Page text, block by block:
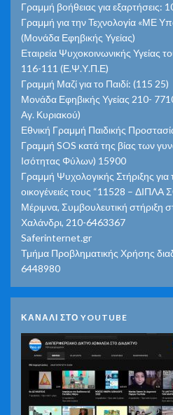
Γραμμή βοήθειας για
Γραμμή για την Τεχνολογία «ΜΕ
(Μονάδα Εφηβικής Υγείας)
Εταιρεία Ψυχοκοινωνικής Υγείας
116-111 (Ε.Ψ.Υ.Π.Ε)
Γραμμή Μαζί για το Παιδί: (115 25)
Μονάδα Εφηβικής Υγείας 210-
Αγ. Κυριακού)
Εθνική Γραμμή Παιδικής
Γραμμή SOS κατά της βίας των
Ισότητας Φύλων) 15900
Γραμμή Ψυχολογικής Στήριξης για
οικογένειές τους “11528 – ΔΙΠΛΑ
Μέριμνα, Συμβουλευτική στήριξη
Χαλάνδρι, 210-6463367
Saferinternet.gr
Τμήμα Προβληματικής Χρήσης
6448980
ΚΑΝΑΛΙ ΣΤΟ YOUTUBE